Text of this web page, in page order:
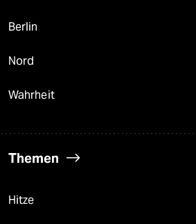
Berlin
Nord
Wahrheit
Themen
Hitze